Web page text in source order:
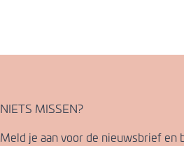
NIETS MISSEN?
Meld je aan voor de nieuwsbrief en